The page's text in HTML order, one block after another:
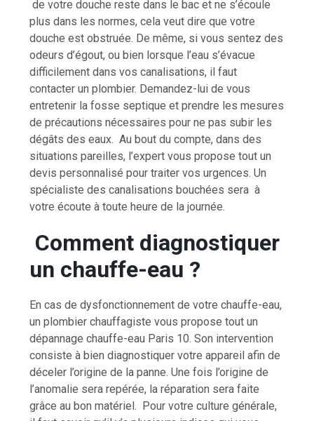
de votre douche reste dans le bac et ne s’écoule
plus dans les normes, cela veut dire que votre
douche est obstruée. De même, si vous sentez des
odeurs d’égout, ou bien lorsque l’eau s’évacue
difficilement dans vos canalisations, il faut
contacter un plombier. Demandez-lui de vous
entretenir la fosse septique et prendre les mesures
de précautions nécessaires pour ne pas subir les
dégâts des eaux. Au bout du compte, dans des
situations pareilles, l’expert vous propose tout un
devis personnalisé pour traiter vos urgences. Un
spécialiste des canalisations bouchées sera à
votre écoute à toute heure de la journée.
Comment diagnostiquer
un chauffe-eau ?
En cas de dysfonctionnement de votre chauffe-eau,
un plombier chauffagiste vous propose tout un
dépannage chauffe-eau Paris 10. Son intervention
consiste à bien diagnostiquer votre appareil afin de
déceler l’origine de la panne. Une fois l’origine de
l’anomalie sera repérée, la réparation sera faite
grâce au bon matériel. Pour votre culture générale,